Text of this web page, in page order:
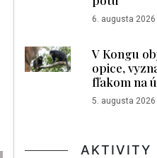
6. augusta 2026
V Kongu
opice,
fľakom na
5. augusta 2026
AKTIVITY